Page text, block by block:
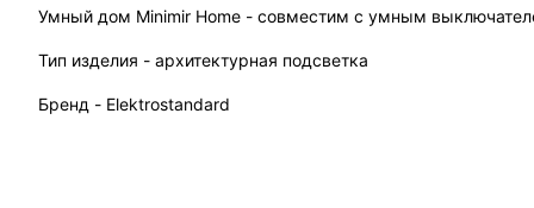
Умный дом Minimir Home - совместим с умным
Тип изделия - архитектурная подсветка
Бренд - Elektrostandard